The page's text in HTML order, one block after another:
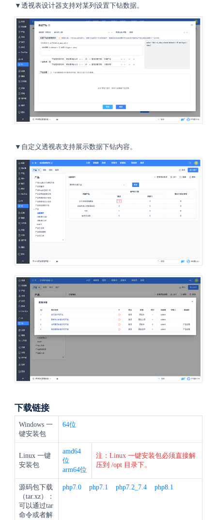
▼透视表设计器支持对某列设置下钻数据。
▼自定义透视表支持展示数据下钻内容。
下载链接
Windows 一
键安装包
64位
Linux 一键
安装包
amd64
位
arm64位
注：Linux 一键安装包必须直接解
压到 /opt 目录下。
源码包下载
（tar.xz）：
可以通过tar
命令或者解
php7.0 php7.1 php7.2_7.4 php8.1